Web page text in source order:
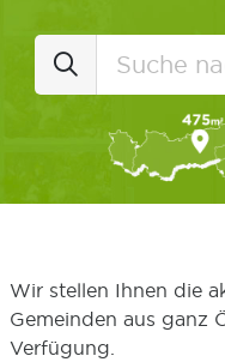
Wir stellen Ihnen die
Gemeinden aus ganz
Verfügung.